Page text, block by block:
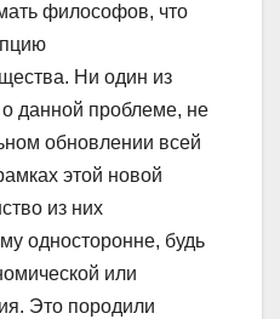
философов, что
Ни один из
данной проблеме, не
обновлении всей
этой новой
из них
односторонне, будь
или
Это породили